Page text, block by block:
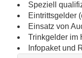
Speziell
Eintrittsgelder
Einsatz von
Trinkgelder im
Infopaket und